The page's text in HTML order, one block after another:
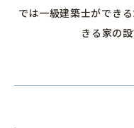
お知らせ
では一級建築士ができ
きる家の